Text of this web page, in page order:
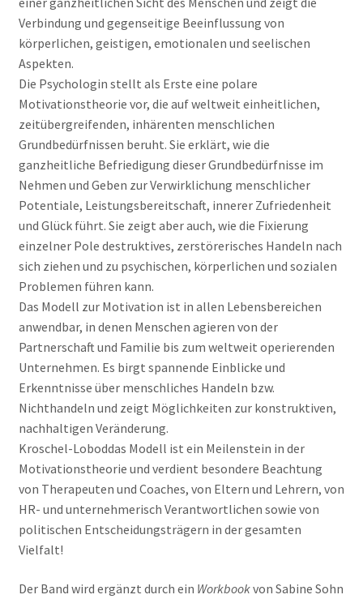
Verbindung und gegenseitige Beeinflussung von
körperlichen, geistigen, emotionalen und seelischen
Aspekten.
Die Psychologin stellt als Erste eine polare
Motivationstheorie vor, die auf weltweit einheitlichen,
zeitübergreifenden, inhärenten menschlichen
Grundbedürfnissen beruht. Sie erklärt, wie die
ganzheitliche Befriedigung dieser Grundbedürfnisse im
Nehmen und Geben zur Verwirklichung menschlicher
Potentiale, Leistungsbereitschaft, innerer Zufriedenheit
und Glück führt. Sie zeigt aber auch, wie die Fixierung
einzelner Pole destruktives, zerstörerisches Handeln nach
sich ziehen und zu psychischen, körperlichen und sozialen
Problemen führen kann.
Das Modell zur Motivation ist in allen Lebensbereichen
anwendbar, in denen Menschen agieren von der
Partnerschaft und Familie bis zum weltweit operierenden
Unternehmen. Es birgt spannende Einblicke und
Erkenntnisse über menschliches Handeln bzw.
Nichthandeln und zeigt Möglichkeiten zur konstruktiven,
nachhaltigen Veränderung.
Kroschel-Loboddas Modell ist ein Meilenstein in der
Motivationstheorie und verdient besondere Beachtung
von Therapeuten und Coaches, von Eltern und Lehrern, von
HR- und unternehmerisch Verantwortlichen sowie von
politischen Entscheidungsträgern in der gesamten
Vielfalt!
Der Band wird ergänzt durch ein Workbookvon Sabine Sohn